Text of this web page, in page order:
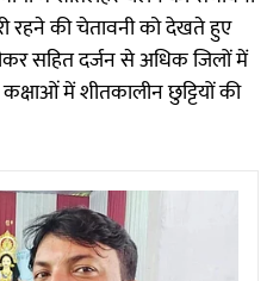
रहने की चेतावनी को देखते हुए
सहित दर्जन से अधिक जिलों में
में शीतकालीन छुट्टियों की